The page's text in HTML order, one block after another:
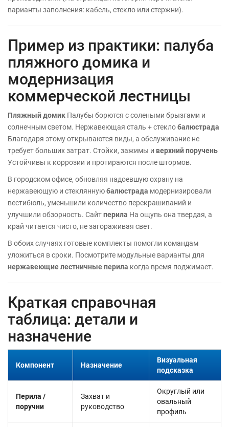
варианты заполнения: кабель, стекло или стержни).
Пример из практики: палуба
пляжного домика и
модернизация
коммерческой лестницы
Пляжный домик Палубы борются с солеными брызгами и
солнечным светом. Нержавеющая сталь + стеклобалюстрада
Благодаря этому открываются виды, а обслуживание не
требует больших затрат. Стойки, зажимы и верхний поручень
Устойчивы к коррозии и протираются после штормов.
В городском офисе, обновляя надоевшую охрану на
нержавеющую и стекляннуюбалюстрада модернизировали
вестибюль, уменьшили количество перекрашиваний и
улучшили обзорность. Сайтперила На ощупь она твердая, а
край читается чисто, не загораживая свет.
В обоих случаях готовые комплекты помогли командам
уложиться в сроки. Посмотрите модульные варианты для
нержавеющие лестничные перила когда время поджимает.
Краткая справочная
таблица: детали и
назначение
Компонент Назначение
Визуальная
подсказка
Перила /
поручни
Захват и
руководство
Округлый или
овальный
профиль